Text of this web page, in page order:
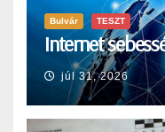
Bulvár TESZT
Internet
júl 31, 2026